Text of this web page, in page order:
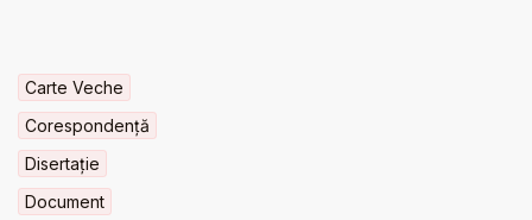
Carte Veche
Corespondență
Disertație
Document